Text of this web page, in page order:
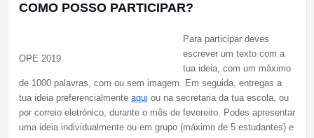
COMO POSSO PARTICIPAR?
OPE 2019
Para participar deves
escrever um texto com a
tua ideia, com um máximo
de 1000 palavras, com ou sem imagem. Em seguida, entregas a
tua ideia preferencialmente aqui ou na secretaria da tua escola, ou
por correio eletrónico, durante o mês de fevereiro. Podes apresentar
uma ideia individualmente ou em grupo (máximo de 5 estudantes) e